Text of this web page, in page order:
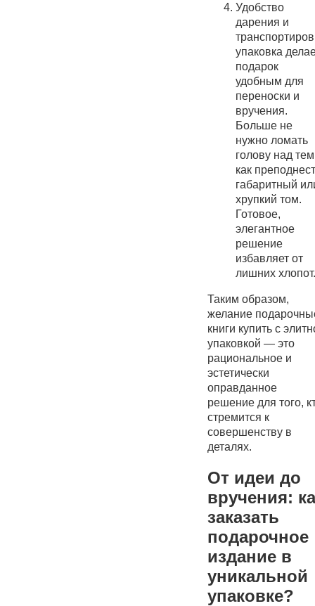
Удобство
дарения и
упаковка
подарок
удобным для
переноски и
вручения.
Больше не
нужно ломать
голову над
как
габаритный
хрупкий том.
Готовое,
элегантное
решение
избавляет от
лишних хлопот.
Таким образом,
желание
книги купить с
упаковкой — это
рациональное и
эстетически
оправданное
решение для того,
стремится к
совершенству в
деталях.
От идеи до
вручения:
заказать
подарочное
издание в
уникальной
упаковке?